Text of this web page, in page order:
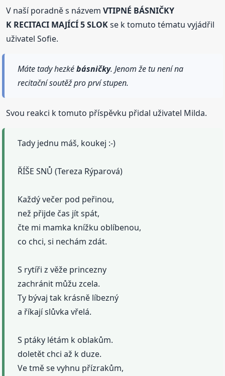
V naší poradně s názvemVTIPNÉ BÁSNIČKY
K RECITACI MAJÍCÍ 5 SLOKse k tomuto tématu vyjádřil
uživatel Sofie.
Máte tady hezkébásničky. Jenom že tu není na
recitační soutěž pro prví stupen.
Svou reakci k tomuto příspěvku přidal uživatel Milda.
Tady jednu máš, koukej :-)
ŘÍŠE SNŮ (Tereza Rýparová)
Každý večer pod peřinou,
než přijde čas jít spát,
čte mi mamka knížku oblíbenou,
co chci, si nechám zdát.
S rytíři z věže princezny
zachránit můžu zcela.
Ty bývaj tak krásně líbezný
a říkají slůvka vřelá.
S ptáky létám k oblakům.
doletět chci až k duze.
Ve tmě se vyhnu přízrakům,